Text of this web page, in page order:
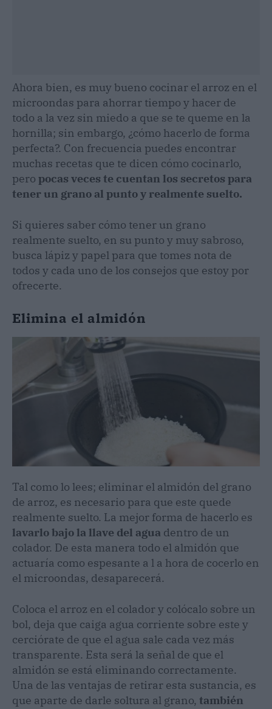
Ahora bien, es muy bueno cocinar el arroz en el
microondas para ahorrar tiempo y hacer de
todo a la vez sin miedo a que se te queme en la
hornilla; sin embargo, ¿cómo hacerlo de forma
perfecta?. Con frecuencia puedes encontrar
muchas recetas que te dicen cómo cocinarlo,
pero pocas veces te cuentan los secretos para
tener un grano al punto y realmente suelto.
Si quieres saber cómo tener un grano
realmente suelto, en su punto y muy sabroso,
busca lápiz y papel para que tomes nota de
todos y cada uno de los consejos que estoy por
ofrecerte.
Elimina el almidón
Tal como lo lees; eliminar el almidón del grano
de arroz, es necesario para que este quede
realmente suelto. La mejor forma de hacerlo es
lavarlo bajo la llave del agua dentro de un
colador. De esta manera todo el almidón que
actuaría como espesante a l a hora de cocerlo en
el microondas, desaparecerá.
Coloca el arroz en el colador y colócalo sobre un
bol, deja que caiga agua corriente sobre este y
cerciórate de que el agua sale cada vez más
transparente. Esta será la señal de que el
almidón se está eliminando correctamente.
Una de las ventajas de retirar esta sustancia, es
que aparte de darle soltura al grano, también